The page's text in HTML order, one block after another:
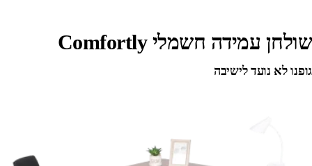
שולחן עמידה חשמלי Comfortly
גופנו לא נועד לישיבה